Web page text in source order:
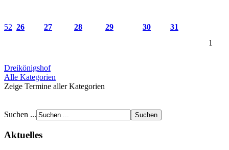
52 26 27 28 29 30
31
1
Dreikönigshof
Alle Kategorien
Zeige Termine aller Kategorien
Suchen ...
Aktuelles